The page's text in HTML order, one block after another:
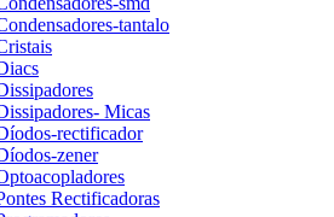
tantalo
Micas
rectificador
zener
Rectificadoras